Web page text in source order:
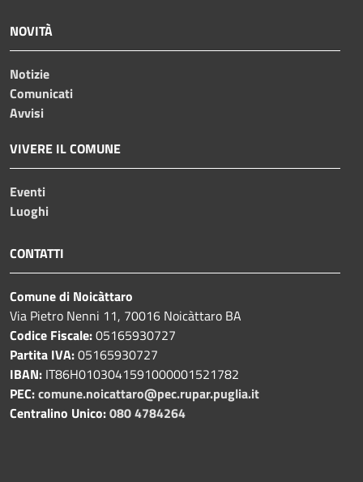
NOVITÀ
Notizie
Comunicati
Avvisi
VIVERE IL COMUNE
Eventi
Luoghi
CONTATTI
Comune di Noicàttaro
Via Pietro Nenni 11, 70016 Noicàttaro BA
Codice Fiscale:05165930727
Partita IVA:05165930727
IBAN: IT86H0103041591000001521782
PEC:comune.noicattaro@pec.rupar.puglia.it
Centralino Unico:080 4784264